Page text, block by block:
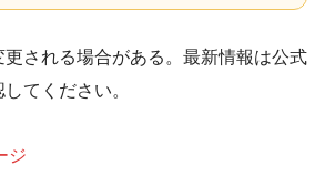
される場合がある。最新情報は公式
てください。
ジ